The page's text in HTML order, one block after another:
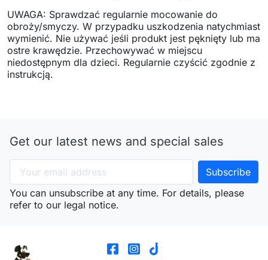
UWAGA: Sprawdzać regularnie mocowanie do
obroży/smyczy. W przypadku uszkodzenia natychmiast
wymienić. Nie używać jeśli produkt jest pęknięty lub ma
ostre krawędzie. Przechowywać w miejscu
niedostępnym dla dzieci. Regularnie czyścić zgodnie z
instrukcją.
Get our latest news and special sales
You can unsubscribe at any time. For details, please
refer to our legal notice.